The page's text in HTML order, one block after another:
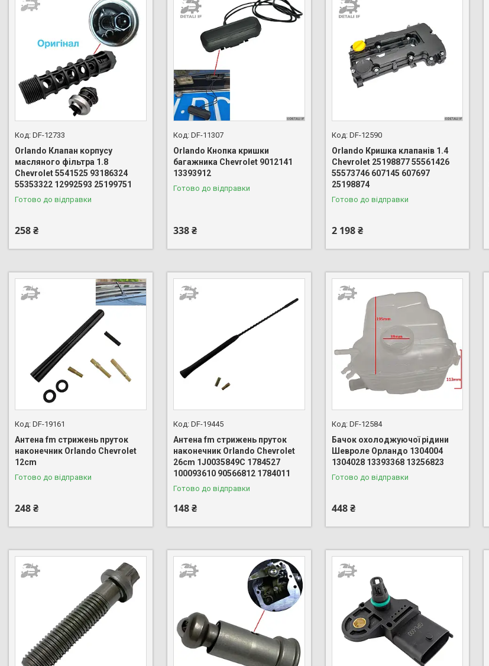
DF-12733
Orlando Клапан корпусу
масляного фільтра 1.8
Chevrolet 5541525 93186324
55353322 12992593 25199751
Готово до відправки
258 ₴
DF-11307
Orlando Кнопка кришки
багажника Chevrolet 9012141
13393912
Готово до відправки
338 ₴
DF-12590
Orlando Кришка клапанів 1.4
Chevrolet 25198877 55561426
55573746 607145 607697
25198874
Готово до відправки
2 198 ₴
DF-19161
Антена fm стрижень пруток
наконечник Orlando Chevrolet
12cm
Готово до відправки
248 ₴
DF-19445
Антена fm стрижень пруток
наконечник Orlando Chevrolet
26cm 1J0035849C 1784527
100093610 90566812 1784011
Готово до відправки
148 ₴
DF-12584
Бачок охолоджуючої рідини
Шевроле Орландо 1304004
1304028 13393368 13256823
Готово до відправки
448 ₴